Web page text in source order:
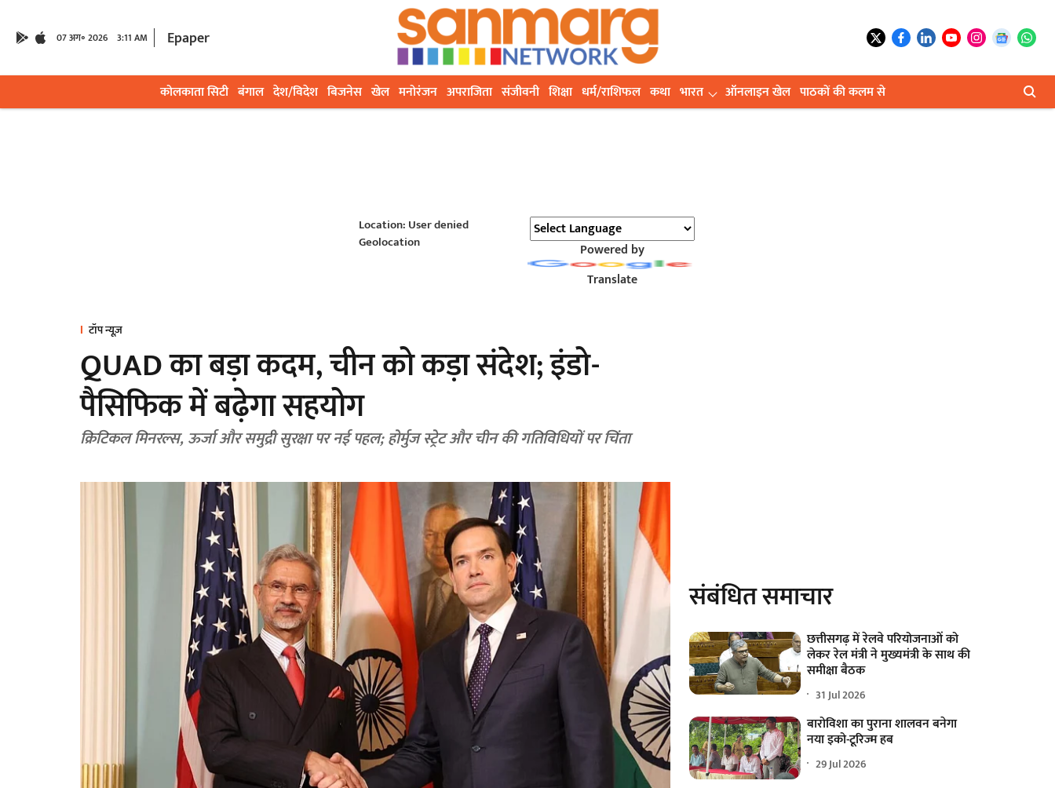
07 अग॰ 2026 3:11 AM Epaper
कोलकाता सिटी बंगाल देश/विदेश बिजनेस खेल मनोरंजन अपराजिता संजीवनी शिक्षा धर्म/राशिफल कथा भारत ऑनलाइन खेल पाठकों की कलम से
Location: User denied
Geolocation
Powered by
Translate
टॉप न्यूज़
QUAD का बड़ा कदम, चीन को कड़ा संदेश; इंडो-
पैसिफिक में बढ़ेगा सहयोग
क्रिटिकल मिनरल्स, ऊर्जा और समुद्री सुरक्षा पर नई पहल; होर्मुज स्ट्रेट और चीन की गतिविधियों पर चिंता
संबंधित समाचार
छत्तीसगढ़ में रेलवे परियोजनाओं को
लेकर रेल मंत्री ने मुख्यमंत्री के साथ की
समीक्षा बैठक
31 Jul 2026
बारोविशा का पुराना शालवन बनेगा
नया इको-टूरिज्म हब
29 Jul 2026